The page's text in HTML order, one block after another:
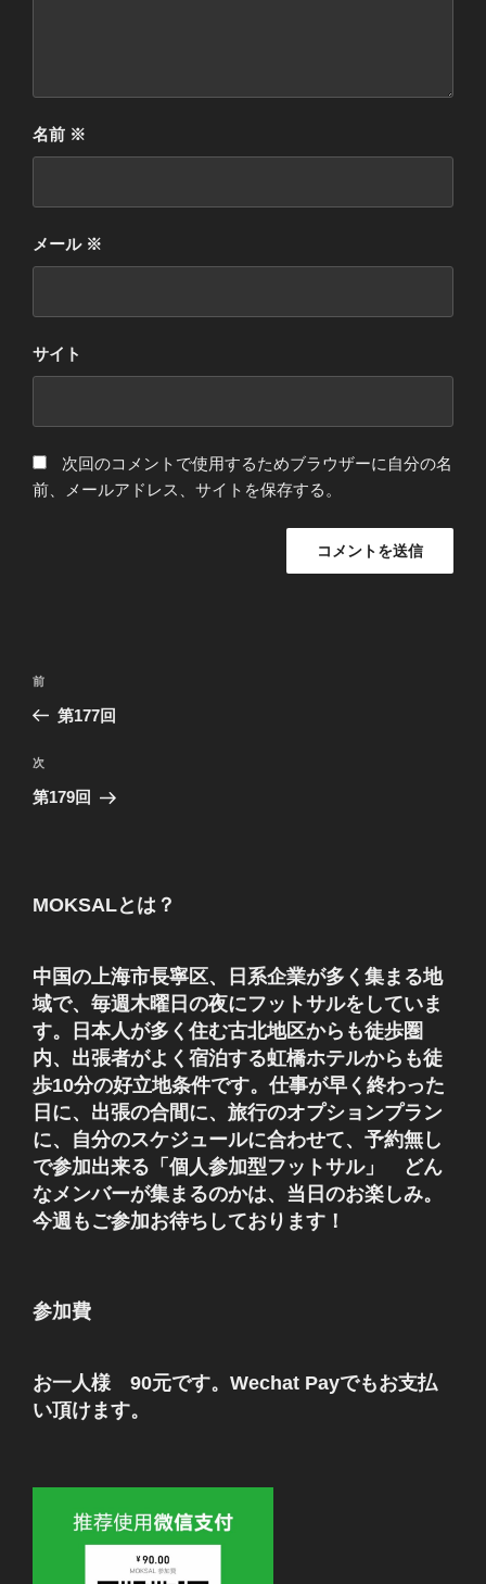
名前 ※
メール ※
サイト
次回のコメントで使用するためブラウザーに自分の名
前、メールアドレス、サイトを保存する。
投
ビ
ゲ
ン
前
の
稿
前
第177回
次
の
次
第179回
MOKSALとは？
中国の上海市長寧区、日系企業が多く集まる地
域で、毎週木曜日の夜にフットサルをしていま
す。日本人が多く住む古北地区からも徒歩圏
内、出張者がよく宿泊する虹橋ホテルからも徒
歩10分の好立地条件です。仕事が早く終わった
日に、出張の合間に、旅行のオプションプラン
に、自分のスケジュールに合わせて、予約無し
で参加出来る「個人参加型フットサル」 どん
なメンバーが集まるのかは、当日のお楽しみ。
今週もご参加お待ちしております！
参加費
お一人様 90元です。Wechat Payでもお支払
い頂けます。